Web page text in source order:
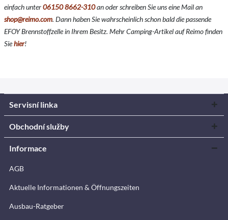
einfach unter06150 8662-310an oder schreiben Sie uns eine Mail an
shop@reimo.com. Dann haben Sie wahrscheinlich schon bald die passende
EFOY Brennstoffzelle in Ihrem Besitz. Mehr Camping-Artikel auf Reimo finden
Siehier!
Servisní linka
Obchodní služby
Informace
AGB
Aktuelle Informationen & Öffnungszeiten
Ausbau-Ratgeber